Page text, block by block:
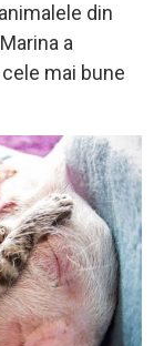
din
a
mai bune